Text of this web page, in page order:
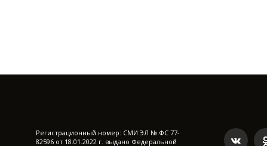
Регистрационный номер: СМИ ЭЛ № ФС 77-
82596 от 18.01.2022 г. выдано Федеральной